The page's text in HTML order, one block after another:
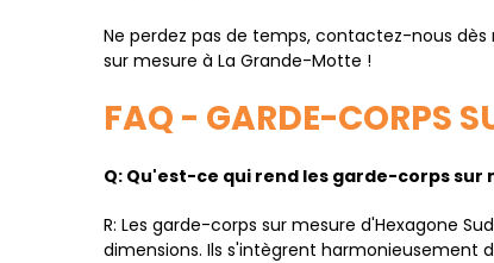
Ne perdez pas de temps, contactez-nous
sur mesure à La Grande-Motte !
FAQ - GARDE-CORPS
Q: Qu'est-ce qui rend les garde-corps
R: Les garde-corps sur mesure d'Hexagone
dimensions. Ils s'intègrent